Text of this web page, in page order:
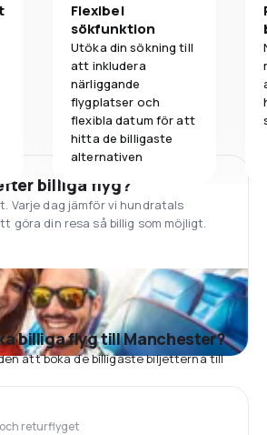
Flexibel
sökfunktion
Utöka din sökning till
att inkludera
närliggande
flygplatser och
flexibla datum för att
hitta de billigaste
alternativen
billiga flyg?
Varje dag jämför vi hundratals
göra din resa så billig som möjligt.
billiga flyg till Manchester?
att boka de billigaste biljetterna till
returflyget